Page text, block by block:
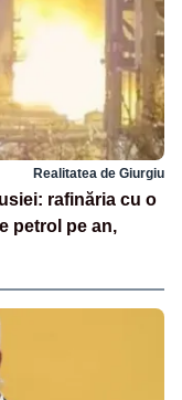
Realitatea de Giurgiu
rafinăria cu o
petrol pe an,